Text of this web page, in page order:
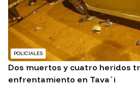
POLICIALES
Dos muertos y cuatro heridos
enfrentamiento en Tava´i